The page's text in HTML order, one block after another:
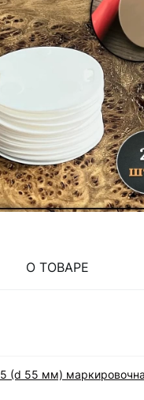
О ТОВАРЕ
(d 55 мм)